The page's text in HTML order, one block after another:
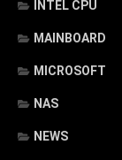
INTEL CPU
MAINBOARD
MICROSOFT
NAS
NEWS